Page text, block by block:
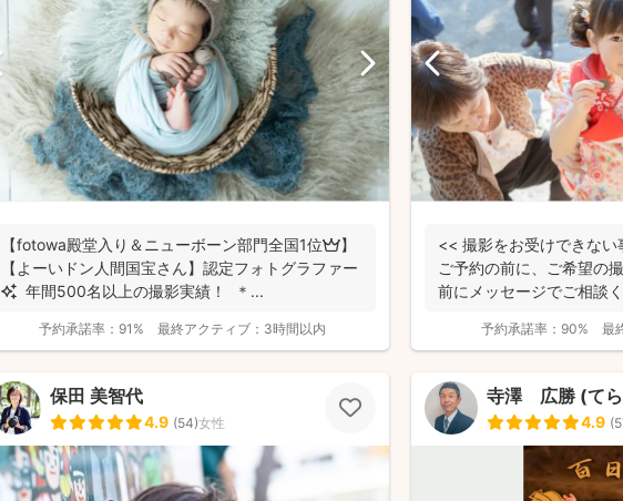
【fotowa殿堂入り＆ニューボーン部門全国1位👑】
【よーいドン人間国宝さん】認定フォトグラファー
✨ 年間500名以上の撮影実績！ ＊...
予約承諾率： 91% 最終アクティブ： 3時間以内
<< 撮影をお受けできな
ご予約の前に、ご希望の
前にメッセージでご相談
予約承諾率： 90% 最
保田 美智代
4.9 (54)女性
寺澤 広勝 (て
4.9 (